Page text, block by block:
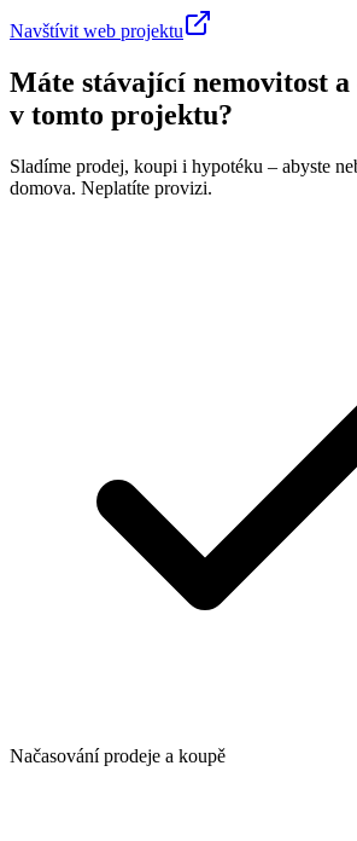
Navštívit web projektu
Máte stávající nemovitost
v tomto projektu?
Sladíme prodej, koupi i hypotéku – abyste
domova. Neplatíte provizi.
Načasování prodeje a koupě